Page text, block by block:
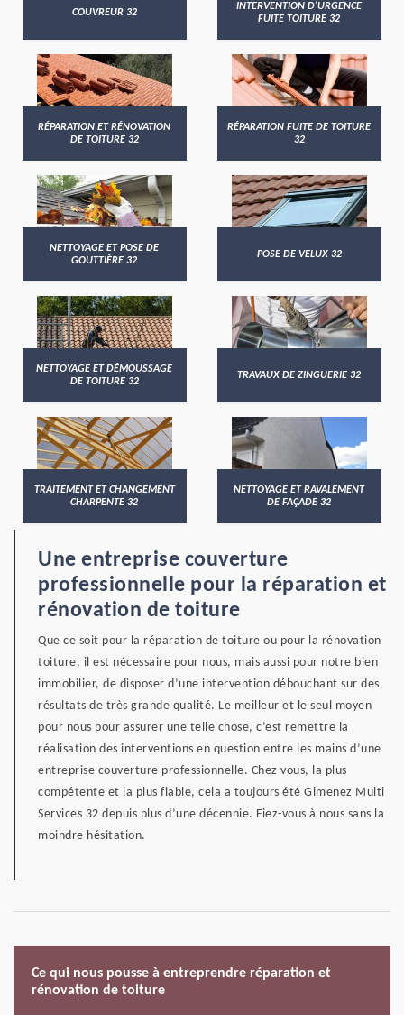
COUVREUR 32
INTERVENTION D'URGENCE
FUITE TOITURE 32
RÉPARATION ET RÉNOVATION
DE TOITURE 32
RÉPARATION FUITE DE TOITURE
32
NETTOYAGE ET POSE DE
GOUTTIÈRE 32
POSE DE VELUX 32
NETTOYAGE ET DÉMOUSSAGE
DE TOITURE 32
TRAVAUX DE ZINGUERIE 32
TRAITEMENT ET CHANGEMENT
CHARPENTE 32
NETTOYAGE ET RAVALEMENT
DE FAÇADE 32
Une entreprise couverture
professionnelle pour la réparation et
rénovation de toiture
Que ce soit pour la réparation de toiture ou pour la rénovation
toiture, il est nécessaire pour nous, mais aussi pour notre bien
immobilier, de disposer d’une intervention débouchant sur des
résultats de très grande qualité. Le meilleur et le seul moyen
pour nous pour assurer une telle chose, c’est remettre la
réalisation des interventions en question entre les mains d’une
entreprise couverture professionnelle. Chez vous, la plus
compétente et la plus fiable, cela a toujours été Gimenez Multi
Services 32 depuis plus d’une décennie. Fiez-vous à nous sans la
moindre hésitation.
Ce qui nous pousse à entreprendre réparation et
rénovation de toiture